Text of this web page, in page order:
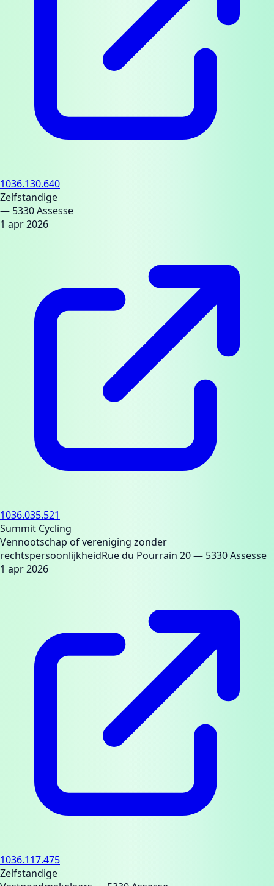
1036.130.640
Zelfstandige
— 5330 Assesse
1 apr 2026
1036.035.521
Summit Cycling
Vennootschap of vereniging zonder
rechtspersoonlijkheidRue du Pourrain 20— 5330 Assesse
1 apr 2026
1036.117.475
Zelfstandige